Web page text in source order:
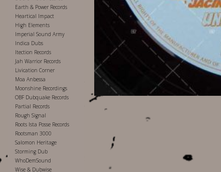
Earth & Power Records
Heartical Impact
High Elements
Imperial Sound Army
Indica Dubs
Itection Records
Jah Warrior Records
Livication Corner
Moa Anbessa
Moonshine Recordings
OBF Dubquake Records
Partial Records
Rough Signal
Roots Ista Posse Records
Rootsman 3000
Salomon Heritage
Storming Dub
WhoDemSound
Wise & Dubwise